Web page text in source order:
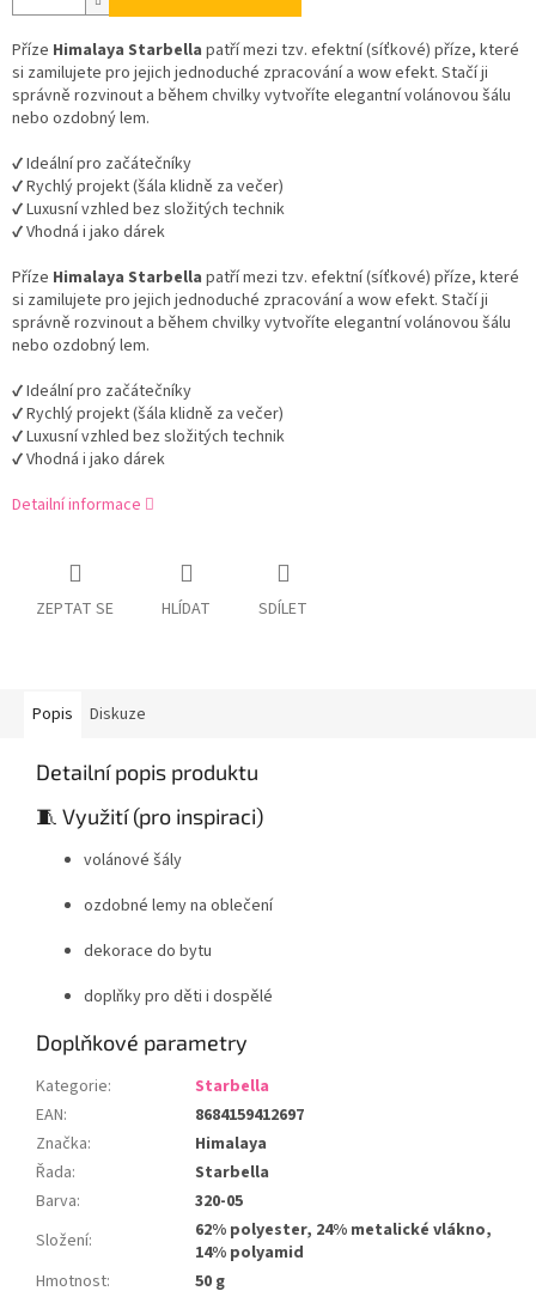
Příze Himalaya Starbella patří mezi tzv. efektní (síťkové) příze, které
si zamilujete pro jejich jednoduché zpracování a wow efekt. Stačí ji
správně rozvinout a během chvilky vytvoříte elegantní volánovou šálu
nebo ozdobný lem.
✔ Ideální pro začátečníky
✔ Rychlý projekt (šála klidně za večer)
✔ Luxusní vzhled bez složitých technik
✔ Vhodná i jako dárek
Příze Himalaya Starbella patří mezi tzv. efektní (síťkové) příze, které
si zamilujete pro jejich jednoduché zpracování a wow efekt. Stačí ji
správně rozvinout a během chvilky vytvoříte elegantní volánovou šálu
nebo ozdobný lem.
✔ Ideální pro začátečníky
✔ Rychlý projekt (šála klidně za večer)
✔ Luxusní vzhled bez složitých technik
✔ Vhodná i jako dárek
Detailní informace
ZEPTAT SE HLÍDAT SDÍLET
Popis Diskuze
Detailní popis produktu
🧵 Využití (pro inspiraci)
volánové šály
ozdobné lemy na oblečení
dekorace do bytu
doplňky pro děti i dospělé
Doplňkové parametry
Kategorie:
Starbella
EAN:
8684159412697
Značka:
Himalaya
Řada:
Starbella
Barva:
320-05
Složení:
62% polyester, 24% metalické vlákno,
14% polyamid
Hmotnost:
50 g